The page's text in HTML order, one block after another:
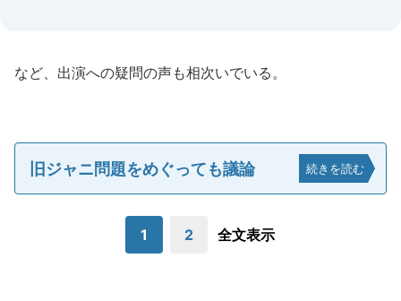
など、出演への疑問の声も相次いでいる。
旧ジャニ問題をめぐっても議論 続きを読む
1 2 全文表示